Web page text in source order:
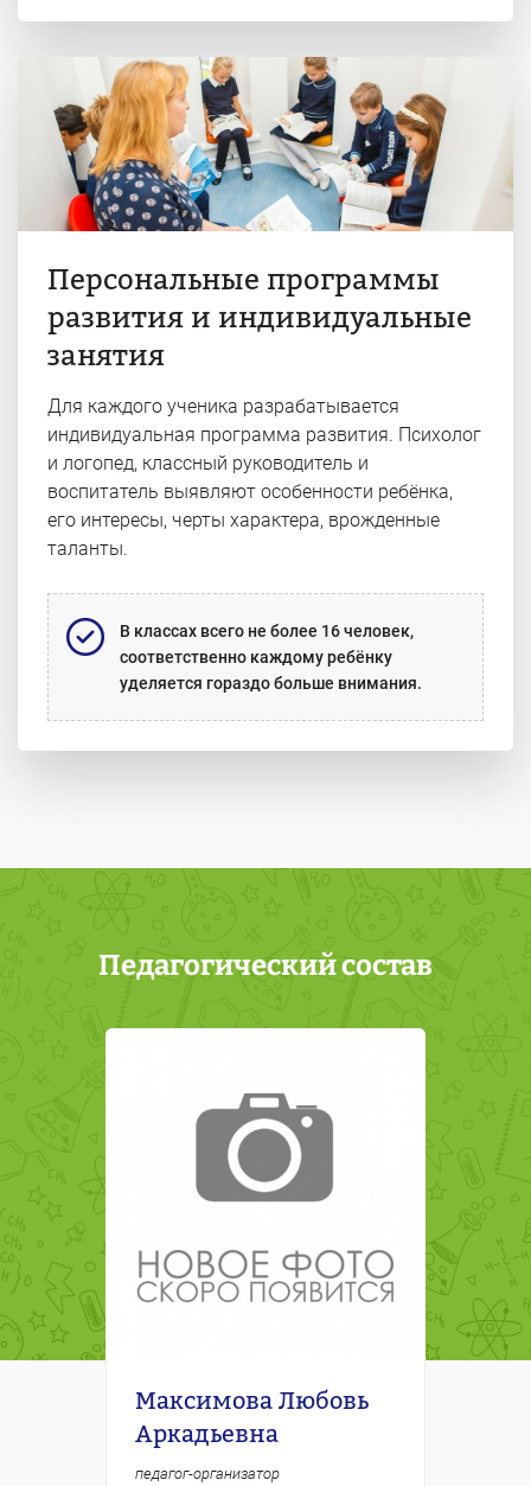
Персональные программы
развития и индивидуальные
занятия
Для каждого ученика разрабатывается
индивидуальная программа развития. Психолог
и логопед, классный руководитель и
воспитатель выявляют особенности ребёнка,
его интересы, черты характера, врожденные
таланты.
В классах всего не более 16 человек,
соответственно каждому ребёнку
уделяется гораздо больше внимания.
Педагогический состав
Максимова Любовь
Аркадьевна
педагог-организатор